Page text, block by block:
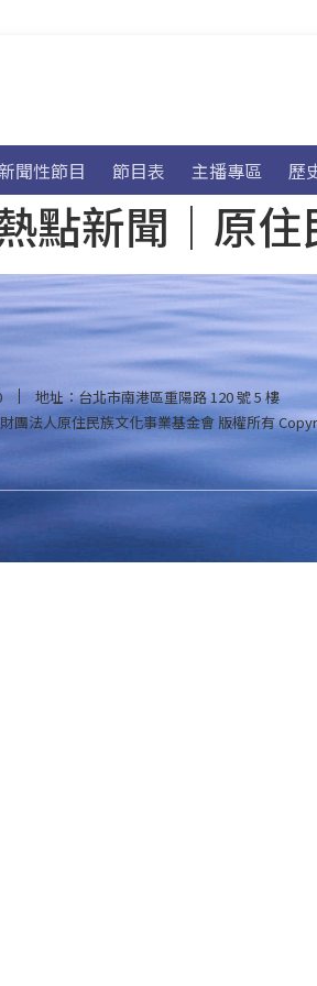
聞性節目 節目表 主播專區 歷
點新聞｜原住
地址：台北市南港區重陽路 120 號 5 樓
財團法人原住民族文化事業基金會 版權所有